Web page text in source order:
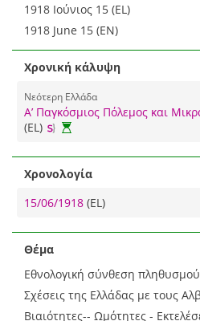
1918 Ιούνιος 15 (EL)
1918 June 15 (EN)
Χρονική κάλυψη
Νεότερη Ελλάδα
Α’ Παγκόσμιος Πόλεμος και
(EL)
Χρονολογία
15/06/1918 (EL)
Θέμα
Εθνολογική σύνθεση πληθυσμού
Σχέσεις της Ελλάδας με τους
Βιαιότητες-- Ωμότητες -